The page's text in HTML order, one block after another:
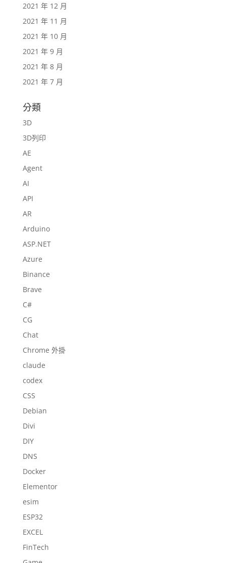
2021 年 12 月
2021 年 11 月
2021 年 10 月
2021 年 9 月
2021 年 8 月
2021 年 7 月
分類
3D
3D列印
AE
Agent
AI
API
AR
Arduino
ASP.NET
Azure
Binance
Brave
C#
CG
Chat
Chrome 外掛
claude
codex
CSS
Debian
Divi
DIY
DNS
Docker
Elementor
esim
ESP32
EXCEL
FinTech